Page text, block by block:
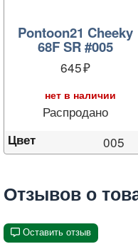
Pontoon21 Cheeky
68F SR #005
645
нет в наличии
Распродано
Цвет 005
Отзывов о
Оставить отзыв